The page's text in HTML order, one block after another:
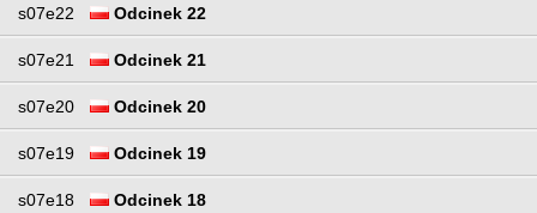
s07e22 Odcinek 22
s07e21 Odcinek 21
s07e20 Odcinek 20
s07e19 Odcinek 19
s07e18 Odcinek 18